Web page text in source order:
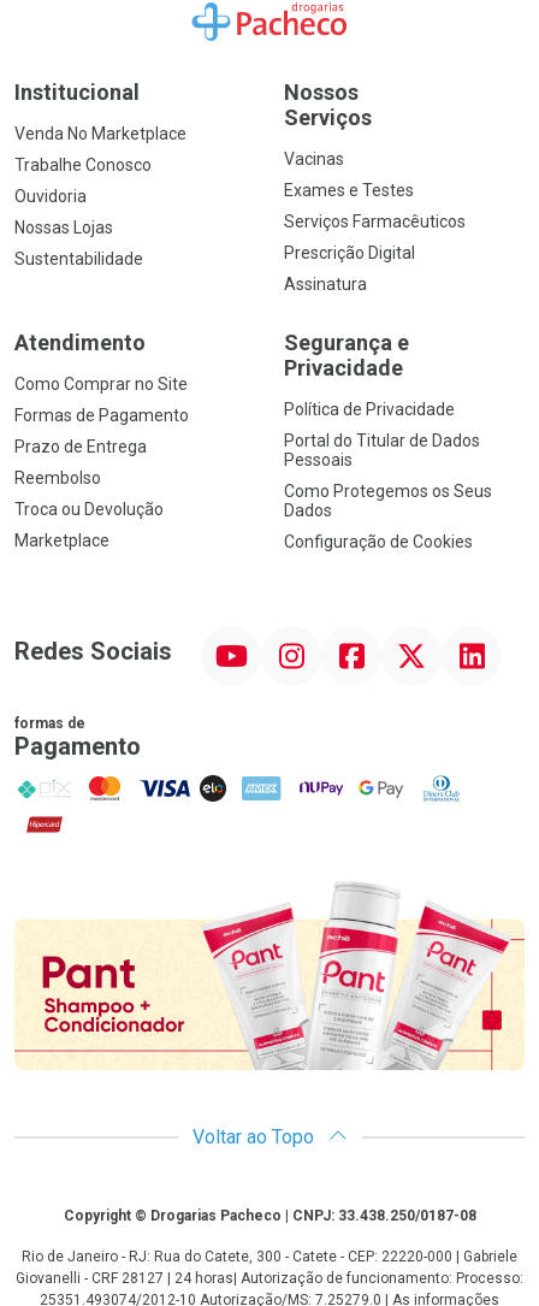
Ir para a Home
Institucional
Venda No Marketplace
Trabalhe Conosco
Ouvidoria
Nossas Lojas
Sustentabilidade
Nossos
Serviços
Vacinas
Exames e Testes
Serviços Farmacêuticos
Prescrição Digital
Assinatura
Atendimento
Como Comprar no Site
Formas de Pagamento
Prazo de Entrega
Reembolso
Troca ou Devolução
Marketplace
Segurança e
Privacidade
Política de Privacidade
Portal do Titular de Dados
Pessoais
Como Protegemos os Seus
Dados
Configuração de Cookies
Redes Sociais InstagramFacebook Linkedin
formas de
Pagamento
PIX MasterCard
VISA ELO AMEX NuPay Google PayDiners Club
Hipercard
Promoção em Destaque
Voltar ao Topo
CopyrightCopyright © Drogarias Pacheco | CNPJ: 33.438.250/0187-08
Rio de Janeiro - RJ: Rua do Catete, 300 - Catete - CEP: 22220-000 | Gabriele
Giovanelli - CRF 28127 | 24 horas| Autorização de funcionamento: Processo:
25351.493074/2012-10 Autorização/MS: 7.25279.0 | As informações